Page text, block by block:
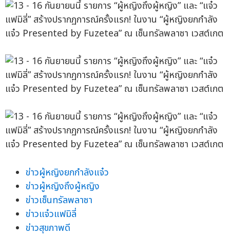
ข่าวผู้หญิงยกกำลังแจ๋ว
ข่าวผู้หญิงถึงผู้หญิง
ข่าวเซ็นทรัลพลาซา
ข่าวแจ๋วแฟมิลี่
ข่าวสุขภาพดี